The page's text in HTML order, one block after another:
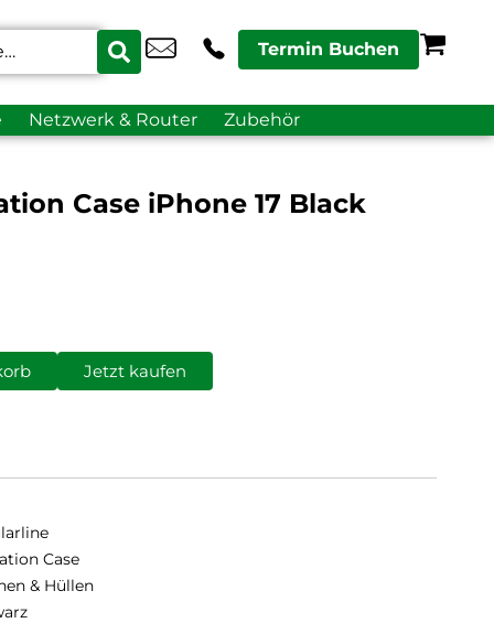
Termin Buchen
Netzwerk & Router Zubehör
Case iPhone 17 Black
Jetzt kaufen
Case
& Hüllen